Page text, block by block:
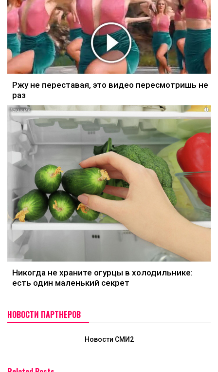
Ржу не переставая, это видео пересмотришь не
раз
i
Никогда не храните огурцы в холодильнике:
есть один маленький секрет
НОВОСТИ ПАРТНЕРОВ
Новости СМИ2